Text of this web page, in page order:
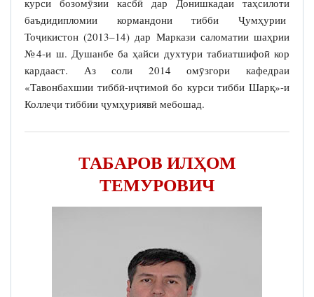
курси бозомӯзии касбӣ дар Донишкадаи таҳсилоти
баъдидипломии кормандони тибби Ҷумҳурии
Тоҷикистон (2013–14) дар Маркази саломатии шаҳрии
№4-и ш. Душанбе ба ҳайси духтури табиатшифоӣ кор
кардааст. Аз соли 2014 омӯзгори кафедраи
«Тавонбахшии тиббӣ-иҷтимоӣ бо курси тибби Шарқ»-и
Коллеҷи тиббии ҷумҳуриявӣ мебошад.
ТАБАРОВ ИЛҲОМ
ТЕМУРОВИЧ